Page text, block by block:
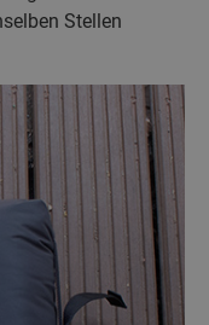
Stellen